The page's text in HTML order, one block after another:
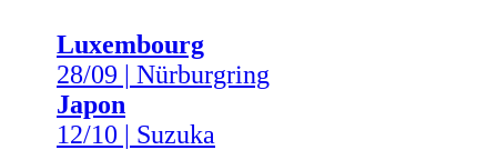
Luxembourg
28/09 | Nürburgring
Japon
12/10 | Suzuka